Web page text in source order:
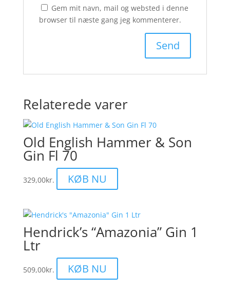
Gem mit navn, mail og websted i denne
browser til næste gang jeg kommenterer.
Relaterede varer
Old English Hammer & Son
Gin Fl 70
329,00kr. KØB NU
Hendrick’s “Amazonia” Gin 1
Ltr
509,00kr. KØB NU